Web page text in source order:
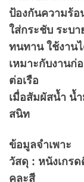
ป้องกันความร้
ใส่กระชับ ระบ
ทนทาน ใช้งาน
เหมาะกับงานก่
ต่อเรือ
เมื่อสัมผัสน้ำ น้
สนิท
ข้อมูลจำเพาะ
วัสดุ : หนังเกรด
คละสี